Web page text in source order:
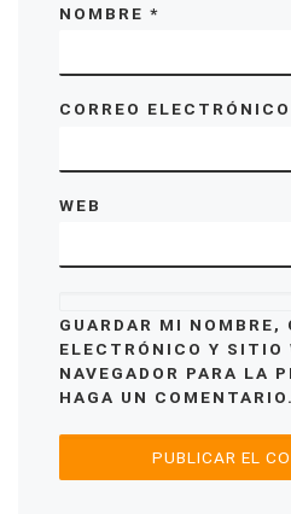
NOMBRE*
CORREO
WEB
GUARDAR MI NOMBRE,
ELECTRÓNICO Y SITIO
NAVEGADOR PARA LA
HAGA UN COMENTARIO.